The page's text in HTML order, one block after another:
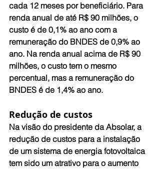
cada 12 meses por beneficiário. Para
renda anual de até R$ 90 milhões, o
custo é de 0,1% ao ano com a
remuneração do BNDES de 0,9% ao
ano. Na renda anual acima de R$ 90
milhões, o custo tem o mesmo
percentual, mas a remuneração do
BNDES é de 1,4% ao ano.
Redução de custos
Na visão do presidente da Absolar, a
redução de custos para a instalação
de um sistema de energia fotovoltaica
tem sido um atrativo para o aumento